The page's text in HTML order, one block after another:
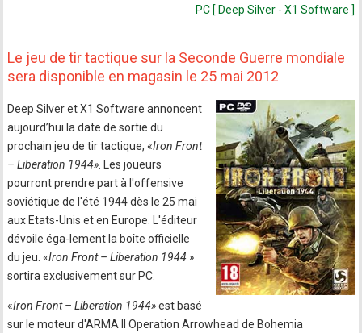
PC [ Deep Silver - X1 Software ]
Le jeu de tir tactique sur la Seconde Guerre mondiale
sera disponible en magasin le 25 mai 2012
Deep Silver et X1 Software annoncent
aujourd’hui la date de sortie du
prochain jeu de tir tactique, «Iron Front
– Liberation 1944» . Les joueurs
pourront prendre part à l'offensive
soviétique de l'été 1944 dès le 25 mai
aux Etats-Unis et en Europe. L'éditeur
dévoile éga-lement la boîte officielle
du jeu. «Iron Front – Liberation 1944 »
sortira exclusivement sur PC.
«Iron Front – Liberation 1944»est basé
sur le moteur d'ARMA II Operation Arrowhead de Bohemia